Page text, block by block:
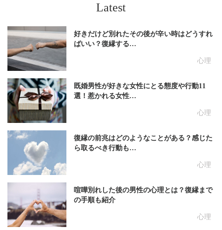
Latest
心理
好きだけど別れたその後が辛い時はどうすれ
ばいい？復縁する…
心理
既婚男性が好きな女性にとる態度や行動11
選！惹かれる女性…
心理
復縁の前兆はどのようなことがある？感じた
ら取るべき行動も…
心理
喧嘩別れした後の男性の心理とは？復縁まで
の手順も紹介